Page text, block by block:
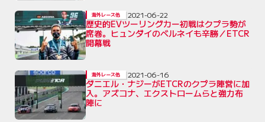
歴史的EVツーリングカー初戦はクプラ勢が
席巻。ヒュンダイのベルネイも辛勝／ETCR
開幕戦
海外レース他 2021-06-22
ダニエル・ナジーがETCRのクプラ陣営に加
入。アズコナ、エクストロームらと強力布
陣に
海外レース他 2021-06-16